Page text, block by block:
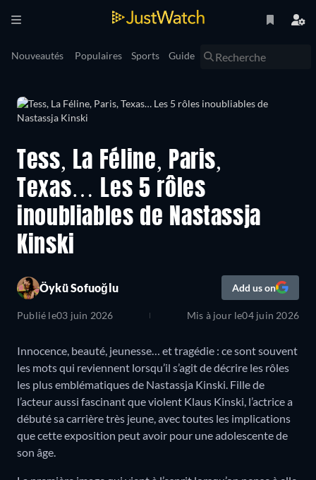
Nouveautés Populaires Sports Guide
Tess, La Féline, Paris,
Texas… Les 5 rôles
inoubliables de Nastassja
Kinski
Öykü Sofuoğlu Add us on
Publié le03 juin 2026 Mis à jour le04 juin 2026
Innocence, beauté, jeunesse… et tragédie : ce sont souvent
les mots qui reviennent lorsqu’il s’agit de décrire les rôles
les plus emblématiques de Nastassja Kinski. Fille de
l’acteur aussi fascinant que violent Klaus Kinski, l’actrice a
débuté sa carrière très jeune, avec toutes les implications
que cette exposition peut avoir pour une adolescente de
son âge.